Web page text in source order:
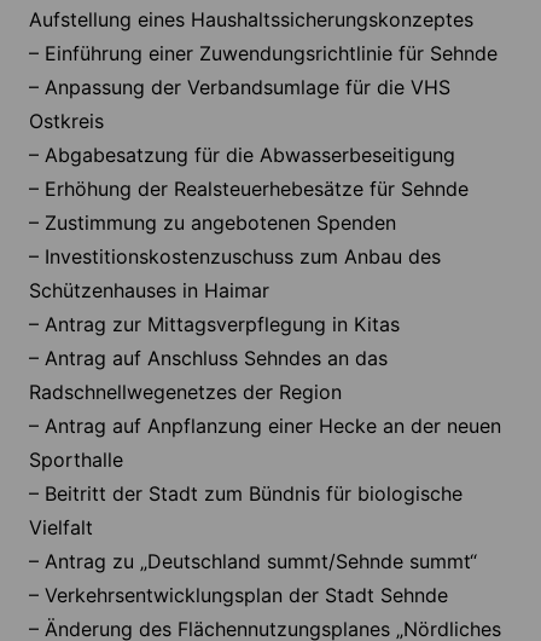
Aufstellung eines Haushaltssicherungskonzeptes
– Einführung einer Zuwendungsrichtlinie für Sehnde
– Anpassung der Verbandsumlage für die VHS
Ostkreis
– Abgabesatzung für die Abwasserbeseitigung
– Erhöhung der Realsteuerhebesätze für Sehnde
– Zustimmung zu angebotenen Spenden
– Investitionskostenzuschuss zum Anbau des
Schützenhauses in Haimar
– Antrag zur Mittagsverpflegung in Kitas
– Antrag auf Anschluss Sehndes an das
Radschnellwegenetzes der Region
– Antrag auf Anpflanzung einer Hecke an der neuen
Sporthalle
– Beitritt der Stadt zum Bündnis für biologische
Vielfalt
– Antrag zu „Deutschland summt/Sehnde summt“
– Verkehrsentwicklungsplan der Stadt Sehnde
– Änderung des Flächennutzungsplanes „Nördliches